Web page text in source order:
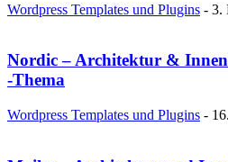
Wordpress Templates und Plugins - 3.
Nordic – Architektur &
-Thema
Wordpress Templates und Plugins -